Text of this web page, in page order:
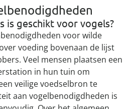
is geschikt voor vogels?
voor wilde
voeding bovenaan de lijst
Veel mensen plaatsen een
in hun tuin om
veilige voedselbron te
aan vogelbenodigdheden is